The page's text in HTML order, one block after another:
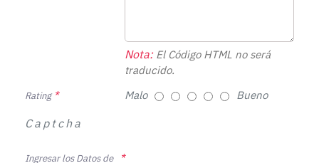
Nota:El Código HTML no será
traducido.
Rating Malo Bueno
Captcha
Ingresar los Datos de